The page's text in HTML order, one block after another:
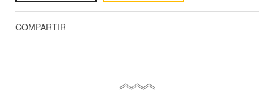
COMPARTIR